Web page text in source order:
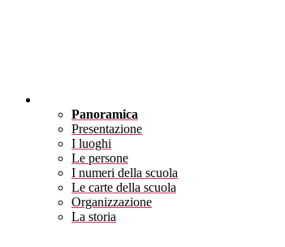
Panoramica
Presentazione
I luoghi
Le persone
I numeri della scuola
Le carte della scuola
Organizzazione
La storia